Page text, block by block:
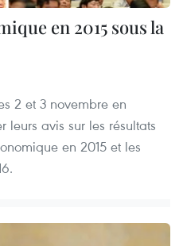
en 2015 sous la
2 et 3 novembre en
leurs avis sur les résultats
en 2015 et les